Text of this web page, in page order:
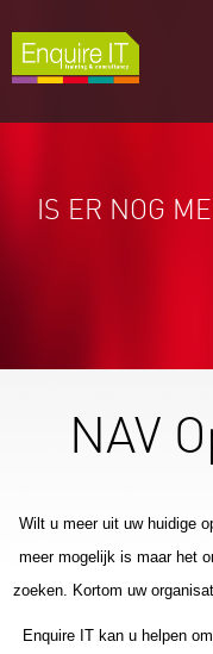
IS ER NOG
NAV
Wilt u meer uit uw huidige
meer mogelijk is maar het
zoeken. Kortom uw
Enquire IT kan u helpenom